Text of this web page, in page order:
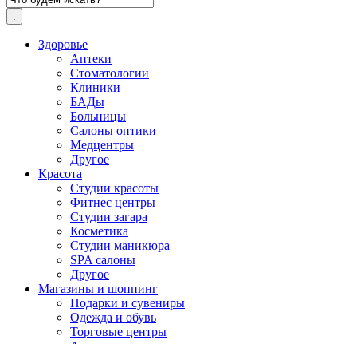
Здоровье
Аптеки
Стоматологии
Клиники
БАДы
Больницы
Салоны оптики
Медцентры
Другое
Красота
Студии красоты
Фитнес центры
Студии загара
Косметика
Студии маникюра
SPA салоны
Другое
Магазины и шоппинг
Подарки и сувениры
Одежда и обувь
Торговые центры